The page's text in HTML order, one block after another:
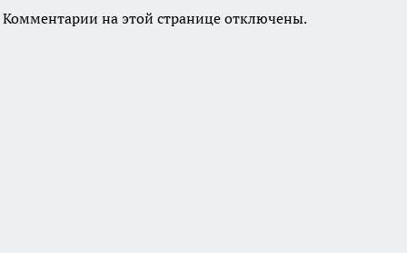
Комментарии на этой странице отключены.